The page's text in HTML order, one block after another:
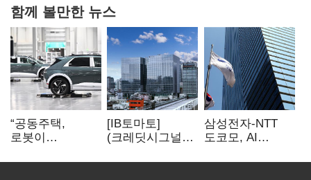
함께 볼만한 뉴스
“공동주택,
로봇이
현대차그룹의
[IB토마토]
(크레딧시그널)
반등에도
삼성전자-NTT
도코모, AI
최적화 기술 검증